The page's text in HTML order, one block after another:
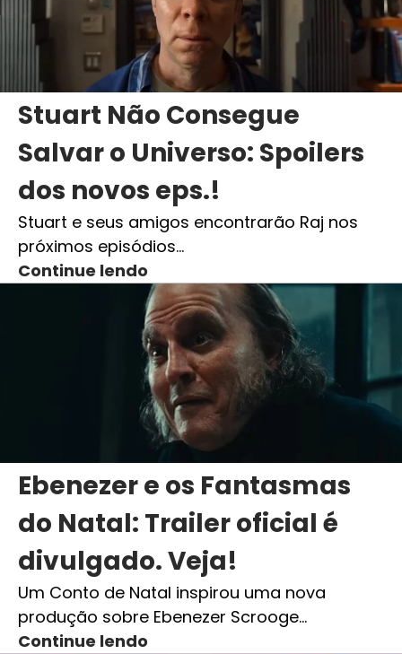
Stuart Não Consegue
Salvar o Universo: Spoilers
dos novos eps.!
Stuart e seus amigos encontrarão Raj nos
próximos episódios…
Continue lendo
Ebenezer e os Fantasmas
do Natal: Trailer oficial é
divulgado. Veja!
Um Conto de Natal inspirou uma nova
produção sobre Ebenezer Scrooge…
Continue lendo